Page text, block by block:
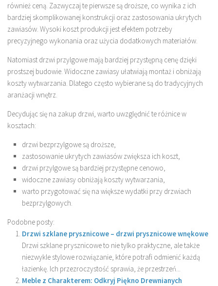
również ceną. Zazwyczaj te pierwsze są droższe, co wynika z ich
bardziej skomplikowanej konstrukcji oraz zastosowania ukrytych
zawiasów. Wysoki koszt produkcji jest efektem potrzeby
precyzyjnego wykonania oraz użycia dodatkowych materiałów.
Natomiast drzwi przylgowe mają bardziej przystępną cenę dzięki
prostszej budowie. Widoczne zawiasy ułatwiają montaż i obniżają
koszty wytwarzania. Dlatego często wybierane są do tradycyjnych
aranżacji wnętrz.
Decydując się na zakup drzwi, warto uwzględnić te różnice w
kosztach:
drzwi bezprzylgowe są droższe,
zastosowanie ukrytych zawiasów zwiększa ich koszt,
drzwi przylgowe są bardziej przystępne cenowo,
widoczne zawiasy obniżają koszty wytwarzania,
warto przygotować się na większe wydatki przy drzwiach
bezprzylgowych.
Podobne posty:
Drzwi szklane prysznicowe – drzwi prysznicowe wnękowe
Drzwi szklane prysznicowe to nie tylko praktyczne, ale także
niezwykle stylowe rozwiązanie, które potrafi odmienić każdą
łazienkę. Ich przezroczystość sprawia, że przestrzeń...
Meble z Charakterem: Odkryj Piękno Drewnianych